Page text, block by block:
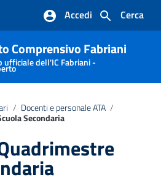
Cerca
Accedi
Comprensivo Fabriani
ufficiale dell'IC Fabriani -
/ Docenti e personale ATA /
Secondaria